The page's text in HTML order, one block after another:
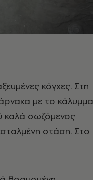
κόγχες. Στη
με το κάλυμμα
καλά σωζόμενος
στάση. Στο